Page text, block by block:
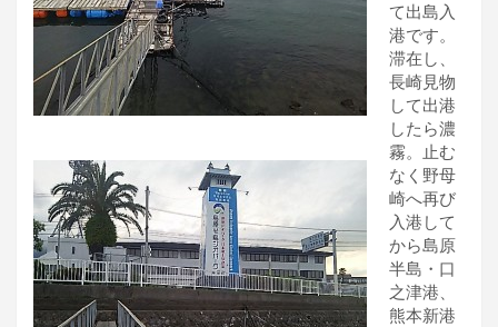
て出島入
港です。
滞在し、
長崎見物
して出港
したら濃
霧。止む
なく野母
崎へ再び
入港して
から島原
半島・口
之津港、
熊本新港